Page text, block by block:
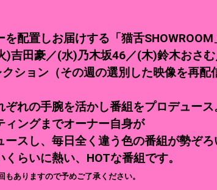
配置しお届けする「猫舌SHOWROOM
)吉田豪／(水)乃木坂46／(木)鈴木おさ
ション（その週の選別した映像を再配
れの手腕を活かし番組をプロデュース
ィングまでオーナー自身が
スし、毎日全く違う色の番組が勢ぞろ
らいに熱い、HOTな番組です。
ありますので予めご了承ください。